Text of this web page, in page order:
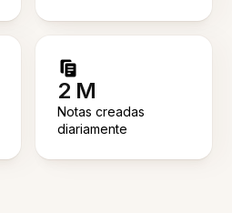
2 M
Notas creadas
diariamente